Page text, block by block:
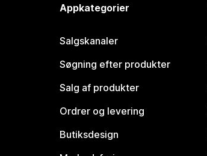
Appkategorier
Salgskanaler
Søgning efter produkter
Salg af produkter
Ordrer og levering
Butiksdesign